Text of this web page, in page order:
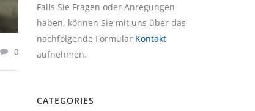
0
Falls Sie Fragen oder Anregungen
haben, können Sie mit uns über das
nachfolgende Formular Kontakt
aufnehmen.
CATEGORIES